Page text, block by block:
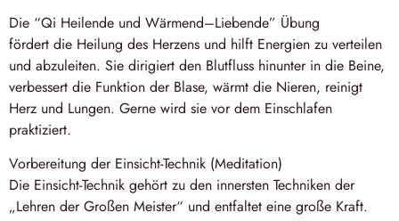
Die “Qi Hei­lende und Wärmend–Liebende” Übung
fördert die Heilung des Herzens und hilft Energien zu verteilen
und abzuleiten. Sie dirigiert den Blutfluss hinunter in die Beine,
verbessert die Funktion der Blase, wärmt die Nieren, reinigt
Herz und Lungen. Gerne wird sie vor dem Einschlafen
praktiziert.
Vorbereitung der Einsicht-Technik (Meditation)
Die Einsicht-Technik gehört zu den innersten Techniken der
„Lehren der Großen Meister“ und entfaltet eine große Kraft.